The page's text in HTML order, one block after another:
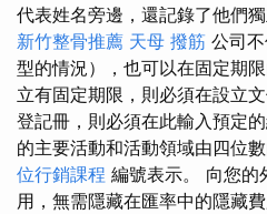
代表姓名旁邊，還記錄了他們
新竹整骨推薦 天母 撥筋 公司
型的情況），也可以在固定期限
立有固定期限，則必須在設立
登記冊，則必須在此輸入預定
的主要活動和活動領域由四位
位行銷課程 編號表示。 向您的
用，無需隱藏在匯率中的隱藏